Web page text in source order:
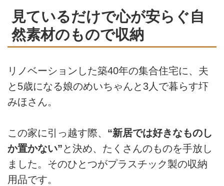
見ているだけで心が安らぐ自
然素材のもので収納
リノベーションした築40年の集合住宅に、夫
と5歳になる娘のめいちゃんと3人で暮らす圷
みほさん。
この家に引っ越す際、 “新居では好きなものし
か置かない”と決め、たくさんのものを手放し
ました。そのひとつがプラスチック製の収納
用品です。